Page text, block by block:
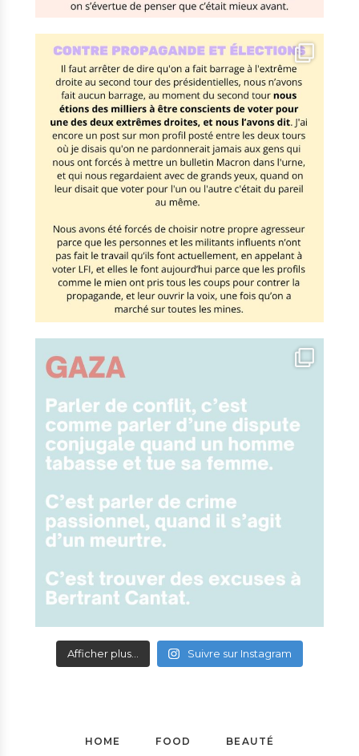
Afficher plus... Suivre sur Instagram
HOME FOOD
BEAUTÉ